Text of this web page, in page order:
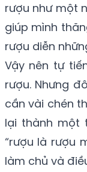
rượu như một
giúp mình
rượu diễn
Vậy nên tự
rượu. Nhưng
cần vài chén
lại thành một
“rượu là rượu
làm chủ và